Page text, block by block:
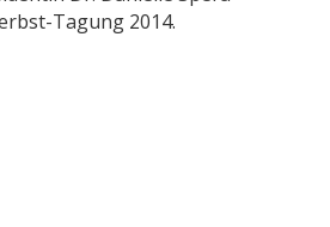
Tagung 2014.